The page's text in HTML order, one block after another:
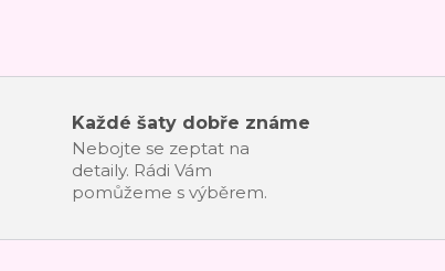
Každé šaty dobře známe
Nebojte se zeptat na
detaily. Rádi Vám
pomůžeme s výběrem.